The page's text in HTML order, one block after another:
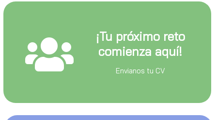
¡Tu próximo reto
comienza aquí!
Envianos tu CV